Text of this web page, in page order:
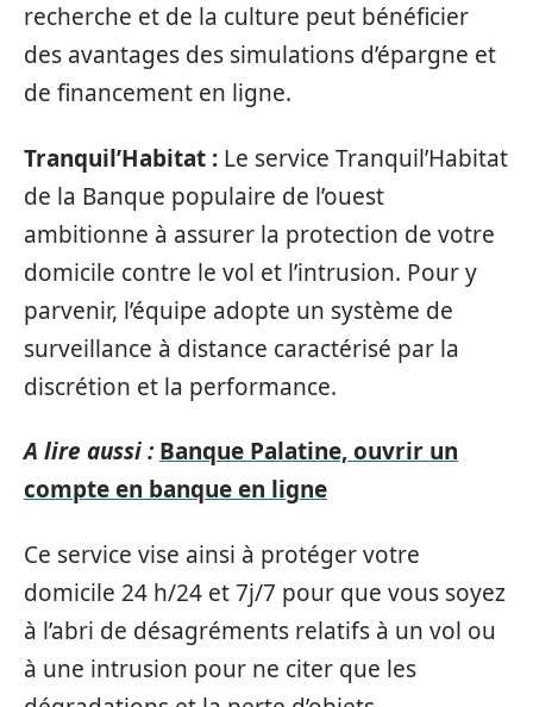
recherche et de la culture peut bénéficier
des avantages des simulations d’épargne et
de financement en ligne.
Tranquil’Habitat : Le service Tranquil’Habitat
de la Banque populaire de l’ouest
ambitionne à assurer la protection de votre
domicile contre le vol et l’intrusion. Pour y
parvenir, l’équipe adopte un système de
surveillance à distance caractérisé par la
discrétion et la performance.
A lire aussi : Banque Palatine, ouvrir un
compte en banque en ligne
Ce service vise ainsi à protéger votre
domicile 24 h/24 et 7j/7 pour que vous soyez
à l’abri de désagréments relatifs à un vol ou
à une intrusion pour ne citer que les